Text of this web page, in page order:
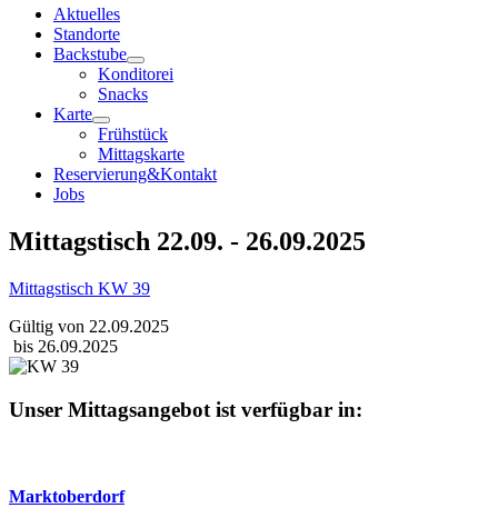
Aktuelles
Standorte
Backstube
Konditorei
Snacks
Karte
Frühstück
Mittagskarte
Reservierung&Kontakt
Jobs
Mittagstisch 22.09. - 26.09.2025
Mittagstisch KW 39
Gültig von 22.09.2025
bis 26.09.2025
Unser Mittagsangebot ist verfügbar in:
Marktoberdorf